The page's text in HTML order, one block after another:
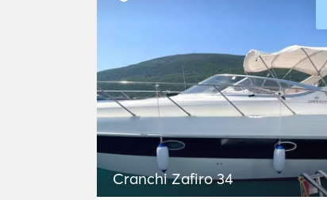
Cranchi Zafiro 34